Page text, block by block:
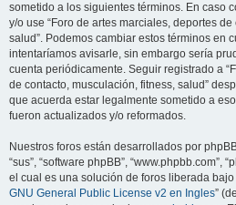
sometido a los siguientes términos. En caso
y/o use “Foro de artes marciales, deportes
salud”. Podemos cambiar estos términos en
intentaríamos avisarle, sin embargo sería
cuenta periódicamente. Seguir registrado a
de contacto, musculación, fitness, salud”
que acuerda estar legalmente sometido a
fueron actualizados y/o reformados.
Nuestros foros están desarrollados por
“sus”, “software phpBB”, “www.phpbb.com”,
el cual es una solución de foros liberada bajo
GNU General Public License v2 en Ingles”